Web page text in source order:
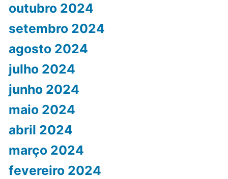
outubro 2024
setembro 2024
agosto 2024
julho 2024
junho 2024
maio 2024
abril 2024
março 2024
fevereiro 2024